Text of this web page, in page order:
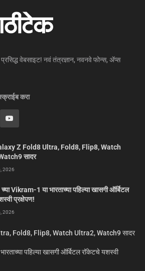
प्रसिद्ध वेबसाइट! नवं तंत्रज्ञान, नवनवे फोन्स, ॲप्स
करा
Z Fold8 Ultra, Fold8, Flip8, Watch
सादर
2026
Vikram-1 या भारताच्या पहिल्या खासगी ऑर्बिटल
प्रक्षेपण!
2026
Fold8, Flip8, Watch Ultra2, Watch9 सादर
पहिल्या खासगी ऑर्बिटल रॉकेटचे यशस्वी